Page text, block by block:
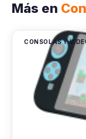
Más en
CONSOLAS Y